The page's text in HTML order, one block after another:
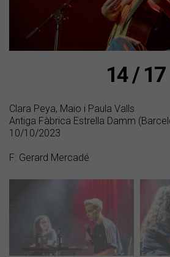
14 / 17
Clara Peya, Maio i Paula Valls
Antiga Fàbrica Estrella Damm
10/10/2023
F: Gerard Mercadé